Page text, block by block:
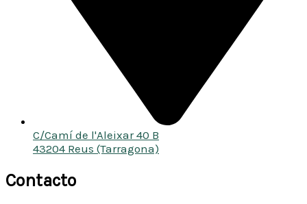
C/Camí de l'Aleixar 40 B
43204 Reus (Tarragona)
Contacto